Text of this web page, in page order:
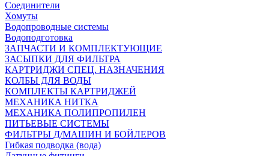
Соединители
Хомуты
Водопроводные системы
Водоподготовка
ЗАПЧАСТИ И КОМПЛЕКТУЮЩИЕ
ЗАСЫПКИ ДЛЯ ФИЛЬТРА
КАРТРИДЖИ СПЕЦ. НАЗНАЧЕНИЯ
КОЛБЫ ДЛЯ ВОДЫ
КОМПЛЕКТЫ КАРТРИДЖЕЙ
МЕХАНИКА НИТКА
МЕХАНИКА ПОЛИПРОПИЛЕН
ПИТЬЕВЫЕ СИСТЕМЫ
ФИЛЬТРЫ Д/МАШИН И БОЙЛЕРОВ
Гибкая подводка (вода)